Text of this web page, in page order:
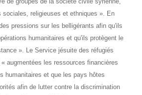
sociales, religieuses et ethniques ». En
pressions sur les belligérants afin qu'ils
humanitaires et qu'ils protègent le
». Le Service jésuite des réfugiés
augmentées les ressources financières
humanitaires et que les pays hôtes
afin de lutter contre la discrimination